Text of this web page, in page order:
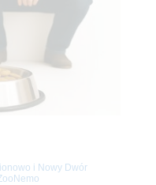
i Nowy Dwór